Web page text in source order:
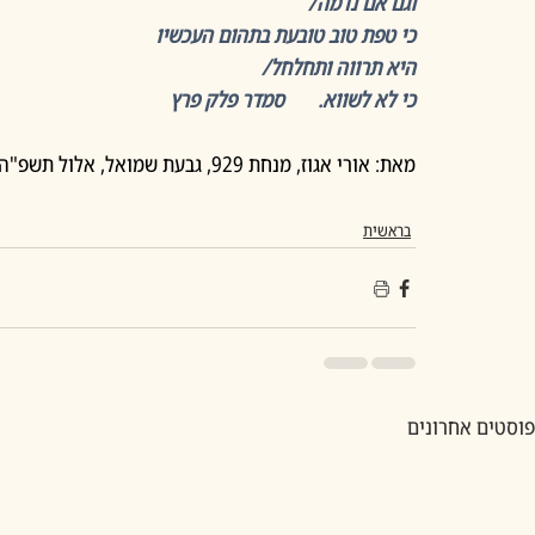
כי טפת טוב טובעת בתהום העכשיו
היא תרווה ותחלחל/
כי לא לשווא.       סמדר פלק פרץ
מאת: אורי אגוז, מנחת 929, גבעת שמואל, אלול תשפ"ה
בראשית
פוסטים אחרונים